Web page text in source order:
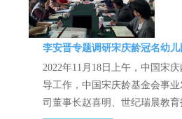
李安晋专题调研宋庆龄冠名幼
2022年11月18日上午，中国宋
导工作，中国宋庆龄基金会事
司董事长赵喜明、世纪瑞晨教